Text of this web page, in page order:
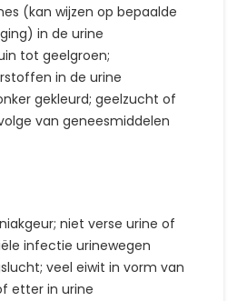
(kan wijzen op bepaalde
in de urine
tot geelgroen;
in de urine
gekleurd; geelzucht of
van geneesmiddelen
niet verse urine of
infectie urinewegen
veel eiwit in vorm van
etter in urine